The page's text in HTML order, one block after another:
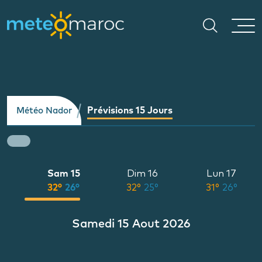
Météo Nador Prévisions 15 Jours
Sam 15
32° 26°
Dim 16
32° 25°
Lun 17
31° 26°
Samedi 15 Aout 2026